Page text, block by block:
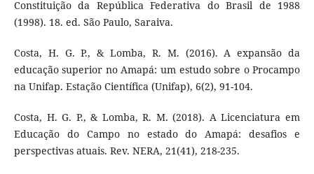
Constituição da República Federativa do Brasil de 1988
(1998). 18. ed. São Paulo, Saraiva.
Costa, H. G. P., & Lomba, R. M. (2016). A expansão da
educação superior no Amapá: um estudo sobre o Procampo
na Unifap. Estação Científica (Unifap), 6(2), 91-104.
Costa, H. G. P., & Lomba, R. M. (2018). A Licenciatura em
Educação do Campo no estado do Amapá: desafios e
perspectivas atuais. Rev. NERA, 21(41), 218-235.